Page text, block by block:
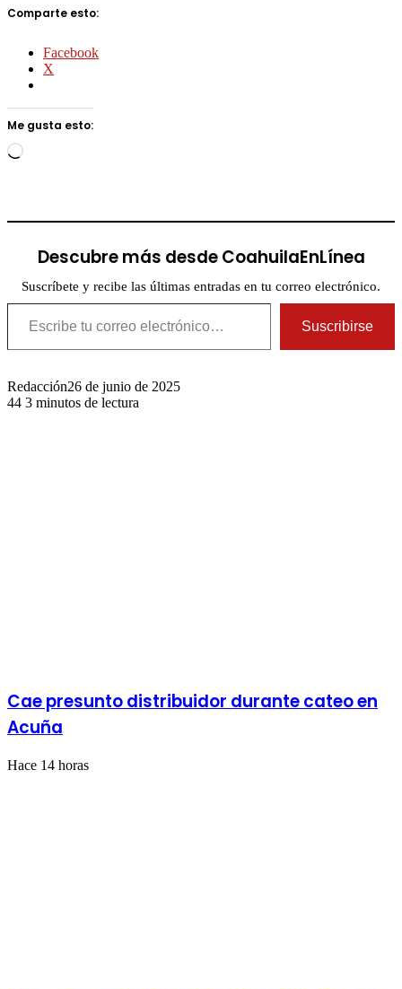
Comparte esto:
Facebook
X
Me gusta esto:
Cargando...
Descubre más desde CoahuilaEnLínea
Suscríbete y recibe las últimas entradas en tu correo electrónico.
Escribe tu correo electrónico…
Suscribirse
Redacción26 de junio de 2025
44 3 minutos de lectura
Cae presunto distribuidor durante cateo en
Acuña
Hace 14 horas